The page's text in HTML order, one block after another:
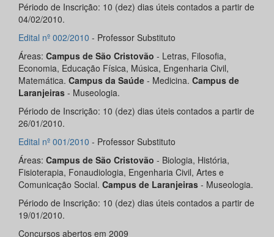
Périodo de Inscrição: 10 (dez) dias úteis contados a partir de
04/02/2010.
Edital nº 002/2010 - Professor Substituto
Áreas: Campus de São Cristovão - Letras, Filosofia,
Economia, Educação Física, Música, Engenharia Civil,
Matemática. Campus da Saúde - Medicina. Campus de
Laranjeiras - Museologia.
Périodo de Inscrição: 10 (dez) dias úteis contados a partir de
26/01/2010.
Edital nº 001/2010 - Professor Substituto
Áreas: Campus de São Cristovão - Biologia, História,
Fisioterapia, Fonaudiologia, Engenharia Civil, Artes e
Comunicação Social. Campus de Laranjeiras - Museologia.
Périodo de Inscrição: 10 (dez) dias úteis contados a partir de
19/01/2010.
Concursos abertos em 2009